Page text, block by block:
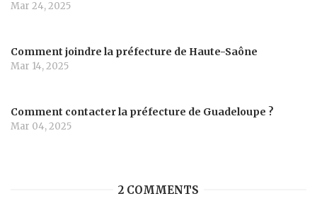
Mar 24, 2025
Comment joindre la préfecture de Haute-Saône
Mar 14, 2025
Comment contacter la préfecture de Guadeloupe ?
Mar 04, 2025
2 COMMENTS